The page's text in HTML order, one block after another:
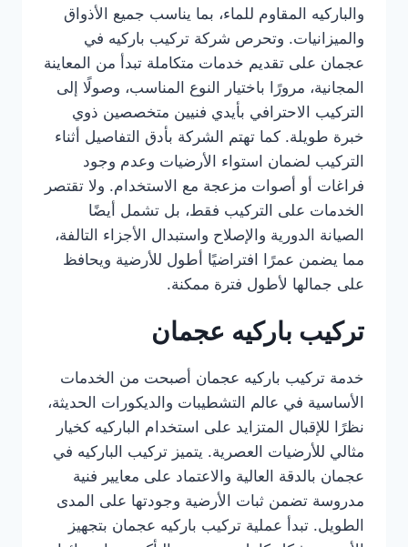
والباركيه المقاوم للماء، بما يناسب جميع الأذواق
والميزانيات. وتحرص شركة تركيب باركيه في
عجمان على تقديم خدمات متكاملة تبدأ من المعاينة
المجانية، مرورًا باختيار النوع المناسب، وصولًا إلى
التركيب الاحترافي بأيدي فنيين متخصصين ذوي
خبرة طويلة. كما تهتم الشركة بأدق التفاصيل أثناء
التركيب لضمان استواء الأرضيات وعدم وجود
فراغات أو أصوات مزعجة مع الاستخدام. ولا تقتصر
الخدمات على التركيب فقط، بل تشمل أيضًا
الصيانة الدورية والإصلاح واستبدال الأجزاء التالفة،
مما يضمن عمرًا افتراضيًا أطول للأرضية ويحافظ
على جمالها لأطول فترة ممكنة.
تركيب باركيه عجمان
خدمة تركيب باركيه عجمان أصبحت من الخدمات
الأساسية في عالم التشطيبات والديكورات الحديثة،
نظرًا للإقبال المتزايد على استخدام الباركيه كخيار
مثالي للأرضيات العصرية. يتميز تركيب الباركيه في
عجمان بالدقة العالية والاعتماد على معايير فنية
مدروسة تضمن ثبات الأرضية وجودتها على المدى
الطويل. تبدأ عملية تركيب باركيه عجمان بتجهيز